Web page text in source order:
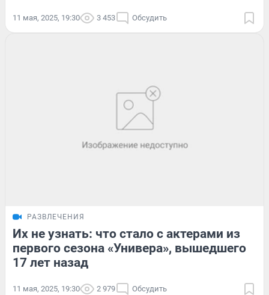
11 мая, 2025, 19:30 3 453 Обсудить
РАЗВЛЕЧЕНИЯ
Их не узнать: что стало с актерами из
первого сезона «Универа», вышедшего
17 лет назад
11 мая, 2025, 19:30 2 979 Обсудить